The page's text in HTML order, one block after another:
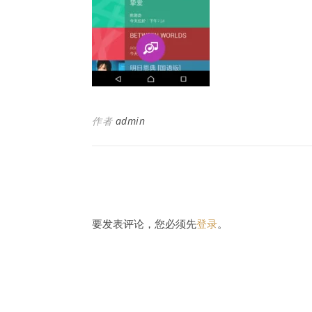
作者 admin
要发表评论，您必须先登录。